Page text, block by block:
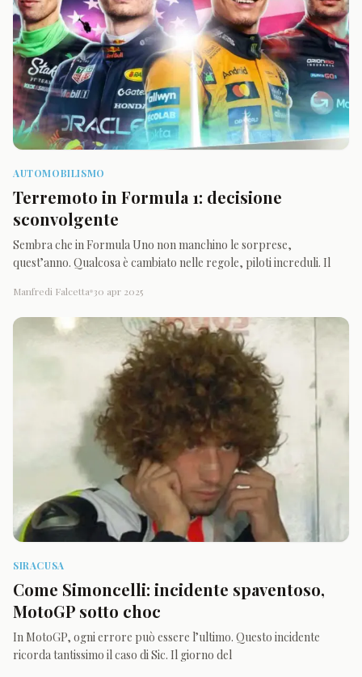
AUTOMOBILISMO
Terremoto in Formula 1: decisione
sconvolgente
Sembra che in Formula Uno non manchino le sorprese,
quest’anno. Qualcosa è cambiato nelle regole, piloti increduli. Il
Manfredi Falcetta 30 apr 2025
SIRACUSA
Come Simoncelli: incidente spaventoso,
MotoGP sotto choc
In MotoGP, ogni errore può essere l’ultimo. Questo incidente
ricorda tantissimo il caso di Sic. Il giorno del